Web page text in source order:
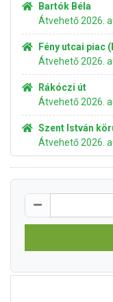
Bartók Béla
Átvehető 2026.
Fény utcai piac
Átvehető 2026.
Rákóczi út
Átvehető 2026.
Szent István
Átvehető 2026.